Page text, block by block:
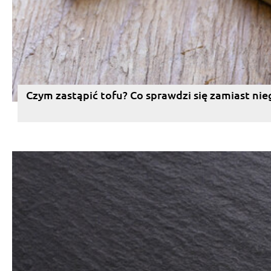
Czym zastąpić tofu? Co sprawdzi się zamiast